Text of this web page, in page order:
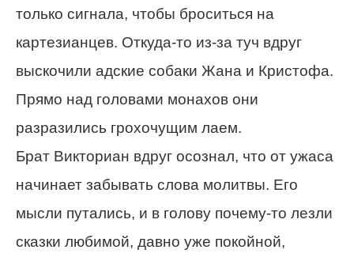
только сигнала, чтобы броситься на
картезианцев. Откуда-то из-за туч вдруг
выскочили адские собаки Жана и Кристофа.
Прямо над головами монахов они
разразились грохочущим лаем.
Брат Викториан вдруг осознал, что от ужаса
начинает забывать слова молитвы. Его
мысли путались, и в голову почему-то лезли
сказки любимой, давно уже покойной,